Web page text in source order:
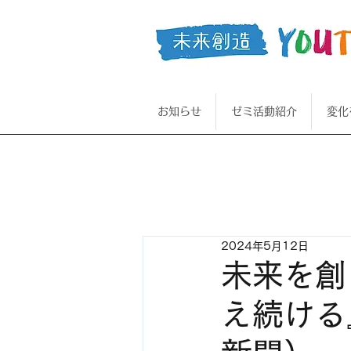
未来を
え続け
2024年5月12日
お知らせ ゼミ活動紹介 変化